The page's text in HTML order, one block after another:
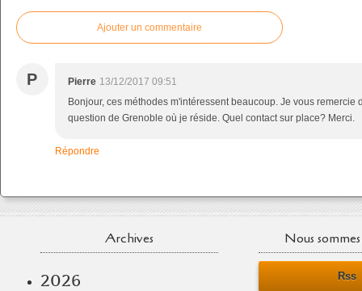
Ajouter un commentaire
P Pierre 13/12/2017 09:51
Bonjour, ces méthodes m'intéressent beaucoup. Je vous remercie
question de Grenoble où je réside. Quel contact sur place? Merci.
Répondre
Archives
2026
Nous
Rss